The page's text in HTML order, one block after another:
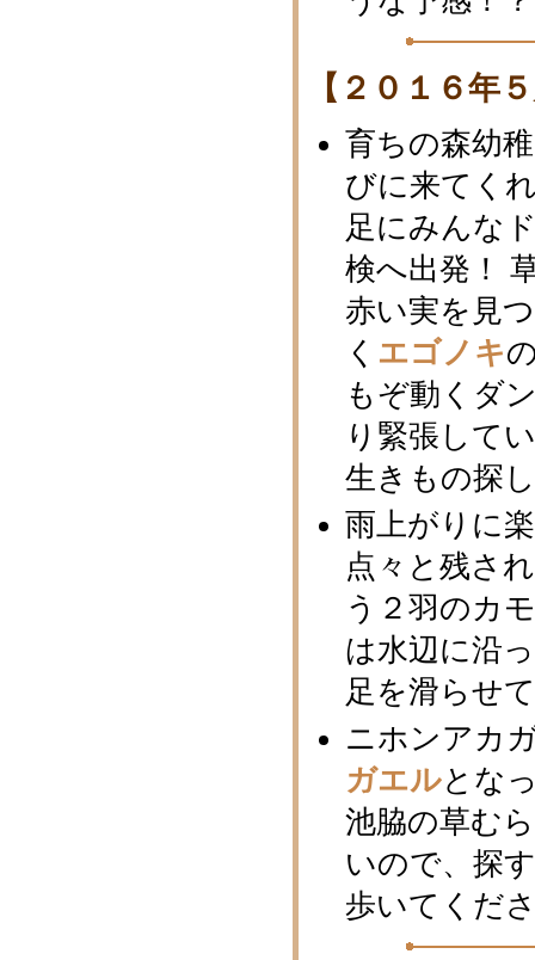
【２０１６年
育ちの森幼
びに来てく
足にみんな
検へ出発！
赤い実を見
く エゴノキ
もぞ動くダ
り緊張して
生きもの探
雨上がりに
点々と残さ
う２羽のカ
は水辺に沿
足を滑らせ
ニホンアカ
ガエルとな
池脇の草む
いので、探
歩いてくだ